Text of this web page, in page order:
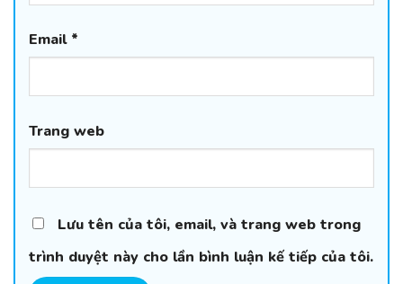
Email *
Trang web
Lưu tên của tôi, email, và trang web trong
trình duyệt này cho lần bình luận kế tiếp của tôi.